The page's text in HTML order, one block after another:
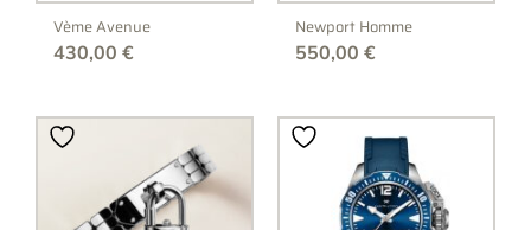
Vème Avenue
430,00 €
Newport Homme
550,00 €